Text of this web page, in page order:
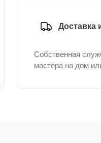
Доставка
Собственная
мастера на дом